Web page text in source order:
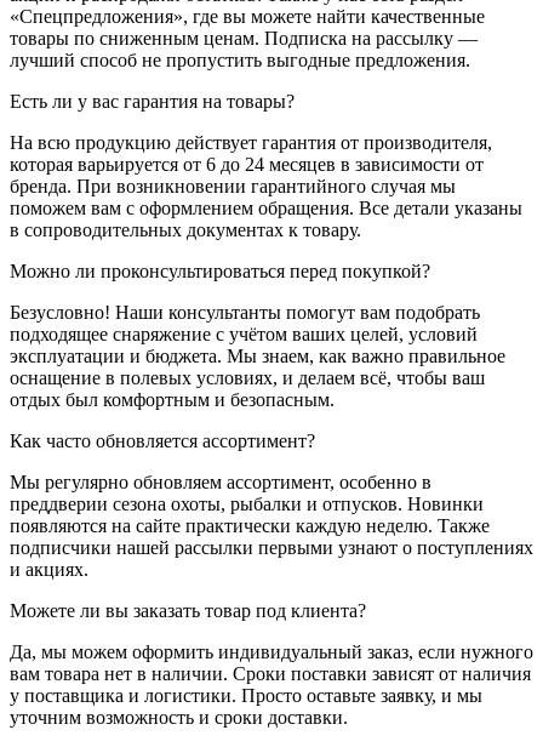
«Спецпредложения», где вы можете найти качественные
товары по сниженным ценам. Подписка на рассылку —
лучший способ не пропустить выгодные предложения.
Есть ли у вас гарантия на товары?
На всю продукцию действует гарантия от производителя,
которая варьируется от 6 до 24 месяцев в зависимости от
бренда. При возникновении гарантийного случая мы
поможем вам с оформлением обращения. Все детали указаны
в сопроводительных документах к товару.
Можно ли проконсультироваться перед покупкой?
Безусловно! Наши консультанты помогут вам подобрать
подходящее снаряжение с учётом ваших целей, условий
эксплуатации и бюджета. Мы знаем, как важно правильное
оснащение в полевых условиях, и делаем всё, чтобы ваш
отдых был комфортным и безопасным.
Как часто обновляется ассортимент?
Мы регулярно обновляем ассортимент, особенно в
преддверии сезона охоты, рыбалки и отпусков. Новинки
появляются на сайте практически каждую неделю. Также
подписчики нашей рассылки первыми узнают о поступлениях
и акциях.
Можете ли вы заказать товар под клиента?
Да, мы можем оформить индивидуальный заказ, если нужного
вам товара нет в наличии. Сроки поставки зависят от наличия
у поставщика и логистики. Просто оставьте заявку, и мы
уточним возможность и сроки доставки.